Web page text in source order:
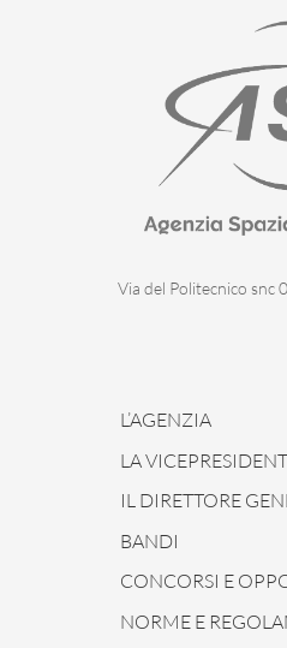
Via del Politecnico snc
L’AGENZIA
LA
IL DIRETTORE
BANDI
CONCORSI E
NORME E